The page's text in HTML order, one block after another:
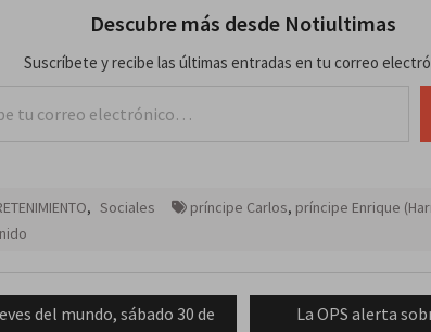
Descubre más desde Notiultimas
Suscríbete y recibe las últimas entradas en tu correo
, Sociales príncipe Carlos, príncipe Enrique
del mundo, sábado 30 de
Next
La OPS alerta